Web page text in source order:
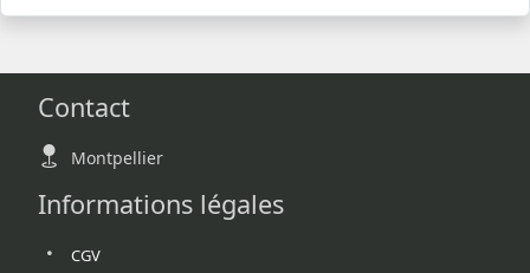
Contact
Montpellier
Informations légales
CGV